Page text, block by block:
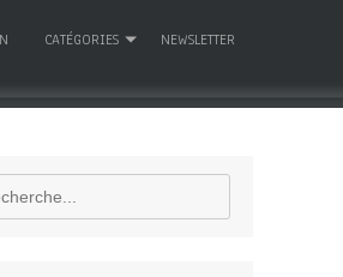
CATÉGORIES NEWSLETTER